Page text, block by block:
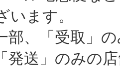
います。
「受取」の
」のみの店